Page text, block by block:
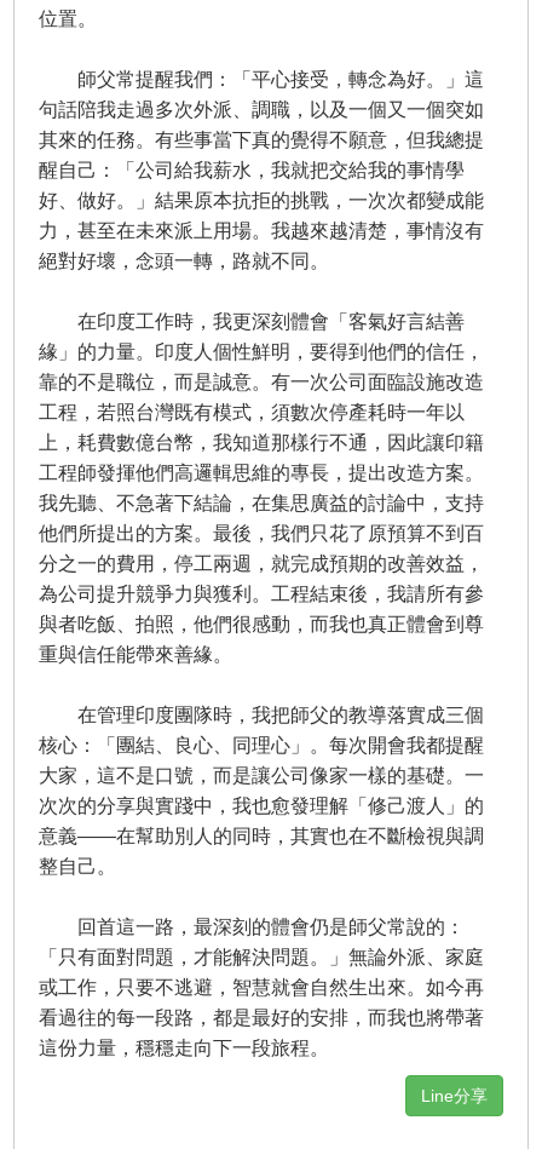
位置。
師父常提醒我們：「平心接受，轉念為好。」這
句話陪我走過多次外派、調職，以及一個又一個突如
其來的任務。有些事當下真的覺得不願意，但我總提
醒自己：「公司給我薪水，我就把交給我的事情學
好、做好。」結果原本抗拒的挑戰，一次次都變成能
力，甚至在未來派上用場。我越來越清楚，事情沒有
絕對好壞，念頭一轉，路就不同。
在印度工作時，我更深刻體會「客氣好言結善
緣」的力量。印度人個性鮮明，要得到他們的信任，
靠的不是職位，而是誠意。有一次公司面臨設施改造
工程，若照台灣既有模式，須數次停產耗時一年以
上，耗費數億台幣，我知道那樣行不通，因此讓印籍
工程師發揮他們高邏輯思維的專長，提出改造方案。
我先聽、不急著下結論，在集思廣益的討論中，支持
他們所提出的方案。最後，我們只花了原預算不到百
分之一的費用，停工兩週，就完成預期的改善效益，
為公司提升競爭力與獲利。工程結束後，我請所有參
與者吃飯、拍照，他們很感動，而我也真正體會到尊
重與信任能帶來善緣。
在管理印度團隊時，我把師父的教導落實成三個
核心：「團結、良心、同理心」。每次開會我都提醒
大家，這不是口號，而是讓公司像家一樣的基礎。一
次次的分享與實踐中，我也愈發理解「修己渡人」的
意義——在幫助別人的同時，其實也在不斷檢視與調
整自己。
回首這一路，最深刻的體會仍是師父常說的：
「只有面對問題，才能解決問題。」無論外派、家庭
或工作，只要不逃避，智慧就會自然生出來。如今再
看過往的每一段路，都是最好的安排，而我也將帶著
這份力量，穩穩走向下一段旅程。
Line分享